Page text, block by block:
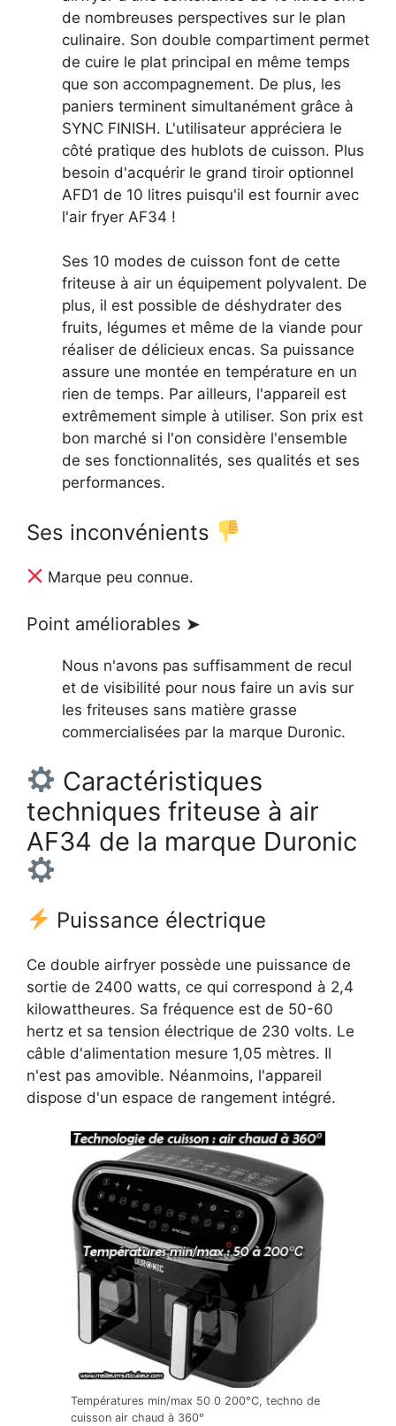
de nombreuses perspectives sur le plan
culinaire. Son double compartiment permet
de cuire le plat principal en même temps
que son accompagnement. De plus, les
paniers terminent simultanément grâce à
SYNC FINISH. L'utilisateur appréciera le
côté pratique des hublots de cuisson. Plus
besoin d'acquérir le grand tiroir optionnel
AFD1 de 10 litres puisqu'il est fournir avec
l'air fryer AF34 !
Ses 10 modes de cuisson font de cette
friteuse à air un équipement polyvalent. De
plus, il est possible de déshydrater des
fruits, légumes et même de la viande pour
réaliser de délicieux encas. Sa puissance
assure une montée en température en un
rien de temps. Par ailleurs, l'appareil est
extrêmement simple à utiliser. Son prix est
bon marché si l'on considère l'ensemble
de ses fonctionnalités, ses qualités et ses
performances.
Ses inconvénients
Marque peu connue.
Point améliorables ➤
Nous n'avons pas suffisamment de recul
et de visibilité pour nous faire un avis sur
les friteuses sans matière grasse
commercialisées par la marque Duronic.
Caractéristiques
techniques friteuse à air
AF34 de la marque Duronic
Puissance électrique
Ce double airfryer possède une puissance de
sortie de 2400 watts, ce qui correspond à 2,4
kilowattheures. Sa fréquence est de 50-60
hertz et sa tension électrique de 230 volts. Le
câble d'alimentation mesure 1,05 mètres. Il
n'est pas amovible. Néanmoins, l'appareil
dispose d'un espace de rangement intégré.
Températures min/max 50 0 200°C, techno de
cuisson air chaud à 360°